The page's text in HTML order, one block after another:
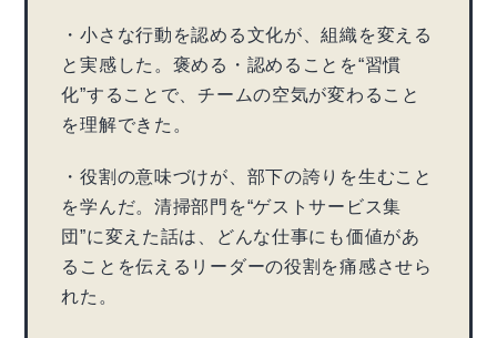
・小さな行動を認める文化が、組織を変える
と実感した。褒める・認めることを“習慣
化”することで、チームの空気が変わること
を理解できた。
・役割の意味づけが、部下の誇りを生むこと
を学んだ。清掃部門を“ゲストサービス集
団”に変えた話は、どんな仕事にも価値があ
ることを伝えるリーダーの役割を痛感させら
れた。